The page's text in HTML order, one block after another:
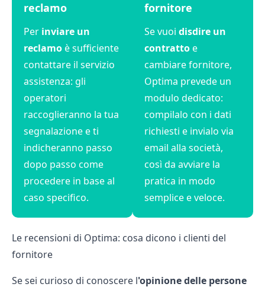
reclamo
Per inviare un
reclamoè sufficiente
contattare il servizio
assistenza: gli
operatori
raccoglieranno la tua
segnalazione e ti
indicheranno passo
dopo passo come
procedere in base al
caso specifico.
fornitore
Se vuoi disdire un
contrattoe
cambiare fornitore,
Optima prevede un
modulo dedicato:
compilalo con i dati
richiesti e invialo via
email alla società,
così da avviare la
pratica in modo
semplice e veloce.
Le recensioni di Optima: cosa dicono i clienti del
fornitore
Se sei curioso di conoscere l'opinione delle persone